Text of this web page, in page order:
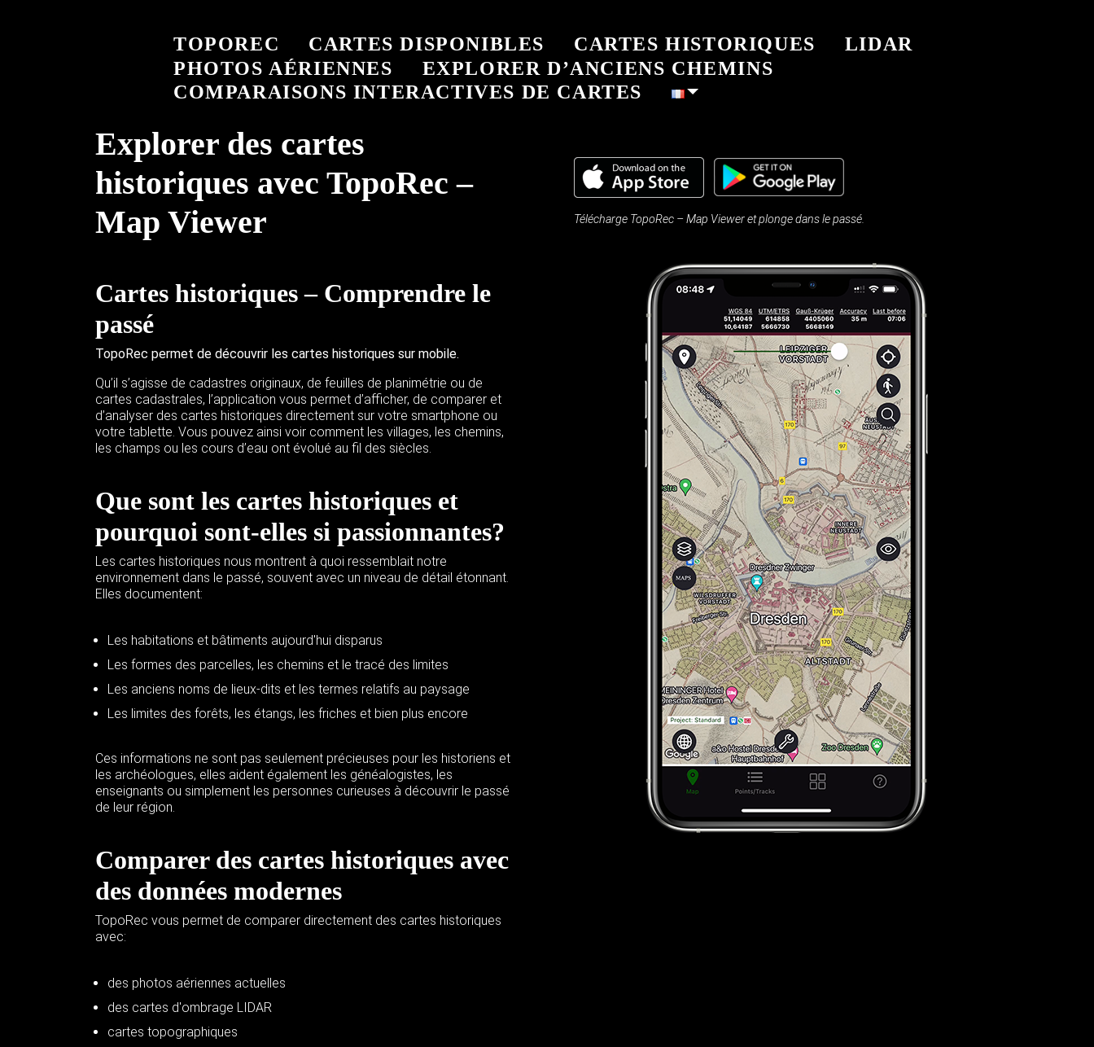
TOPOREC CARTES DISPONIBLES CARTES HISTORIQUES
LIDAR
PHOTOS AÉRIENNES
EXPLORER D’ANCIENS CHEMINS
COMPARAISONS INTERACTIVES DE CARTES
Explorer des cartes
historiques avec TopoRec –
Map Viewer
Cartes historiques – Comprendre le
passé
TopoRec permet de découvrir les cartes historiques sur mobile.
Qu’il s’agisse de cadastres originaux, de feuilles de planimétrie ou de
cartes cadastrales, l’application vous permet d’afficher, de comparer et
d’analyser des cartes historiques directement sur votre smartphone ou
votre tablette. Vous pouvez ainsi voir comment les villages, les chemins,
les champs ou les cours d’eau ont évolué au fil des siècles.
Que sont les cartes historiques et
pourquoi sont-elles si passionnantes?
Les cartes historiques nous montrent à quoi ressemblait notre
environnement dans le passé, souvent avec un niveau de détail étonnant.
Elles documentent:
Les habitations et bâtiments aujourd'hui disparus
Les formes des parcelles, les chemins et le tracé des limites
Les anciens noms de lieux-dits et les termes relatifs au paysage
Les limites des forêts, les étangs, les friches et bien plus encore
Ces informations ne sont pas seulement précieuses pour les historiens et
les archéologues, elles aident également les généalogistes, les
enseignants ou simplement les personnes curieuses à découvrir le passé
de leur région.
Comparer des cartes historiques avec
des données modernes
TopoRec vous permet de comparer directement des cartes historiques
avec:
des photos aériennes actuelles
des cartes d'ombrage LIDAR
cartes topographiques
Télécharge TopoRec – Map Viewer et plonge dans le passé.